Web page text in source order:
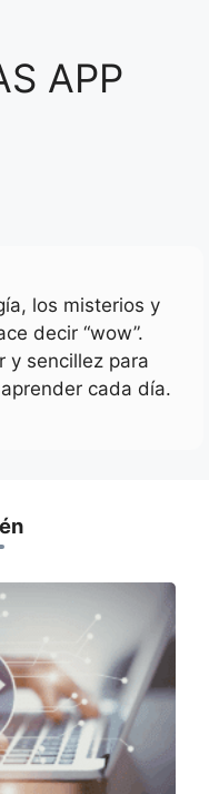
APP
los misterios y
decir “wow”.
y sencillez para
cada día.